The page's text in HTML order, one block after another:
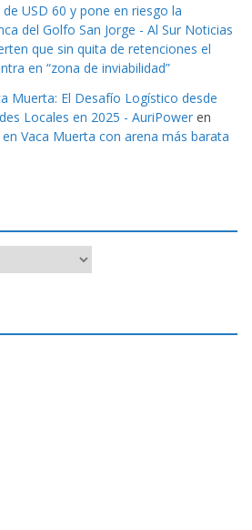
USD 60 y pone en riesgo la
del Golfo San Jorge - Al Sur Noticias
que sin quita de retenciones el
en “zona de inviabilidad”
Muerta: El Desafío Logístico desde
Locales en 2025 - AuriPower en
Vaca Muerta con arena más barata